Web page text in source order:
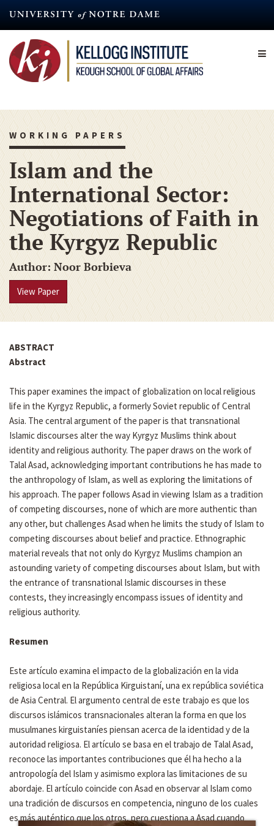
content
WORKING PAPERS
Islam and the
International Sector:
Negotiations of Faith in
the Kyrgyz Republic
Author Noor Borbieva
View Paper
ABSTRACT
Abstract
This paper examines the impact of globalization on local religious
life in the Kyrgyz Republic, a formerly Soviet republic of Central
Asia. The central argument of the paper is that transnational
Islamic discourses alter the way Kyrgyz Muslims think about
identity and religious authority. The paper draws on the work of
Talal Asad, acknowledging important contributions he has made to
the anthropology of Islam, as well as exploring the limitations of
his approach. The paper follows Asad in viewing Islam as a tradition
of competing discourses, none of which are more authentic than
any other, but challenges Asad when he limits the study of Islam to
competing discourses about belief and practice. Ethnographic
material reveals that not only do Kyrgyz Muslims champion an
astounding variety of competing discourses about Islam, but with
the entrance of transnational Islamic discourses in these
contests, they increasingly encompass issues of identity and
religious authority.
Resumen
Este artículo examina el impacto de la globalización en la vida
religiosa local en la República Kirguistaní, una ex república soviética
de Asia Central. El argumento central de este trabajo es que los
discursos islámicos transnacionales alteran la forma en que los
musulmanes kirguistaníes piensan acerca de la identidad y de la
autoridad religiosa. El artículo se basa en el trabajo de Talal Asad,
reconoce las importantes contribuciones que él ha hecho a la
antropología del Islam y asimismo explora las limitaciones de su
abordaje. El artículo coincide con Asad en observar al Islam como
una tradición de discursos en competencia, ninguno de los cuales
es más auténtico que los otros, pero cuestiona a Asad cuando